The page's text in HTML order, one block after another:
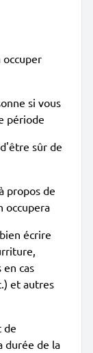
occuper
si vous
période
sûr de
propos de
occupera
écrire
cas
et autres
de
durée de la